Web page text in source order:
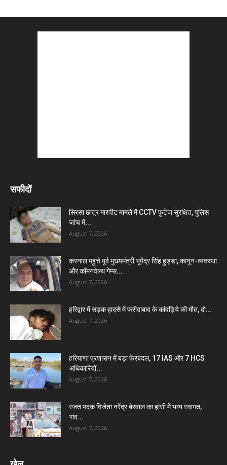
सफीदों
सिरसा छात्र मारपीट मामले में CCTV फुटेज सुरक्षित, पुलिस
जांच में...
August 7, 2026
करनाल पहुंचे पूर्व मुख्यमंत्री भूपेंद्र सिंह हुड्डा, कानून-व्यवस्था
और कॉमनवेल्थ गेम्स...
August 7, 2026
हरिद्वार में सड़क हादसे में फरीदाबाद के कांवड़िये की मौत, दो...
August 7, 2026
हरियाणा प्रशासन में बड़ा फेरबदल, 17 IAS और 7 HCS
अधिकारियों...
August 7, 2026
रजत पदक विजेता नरेंद्र बेरवाल का हांसी में भव्य स्वागत,
गांव...
August 7, 2026